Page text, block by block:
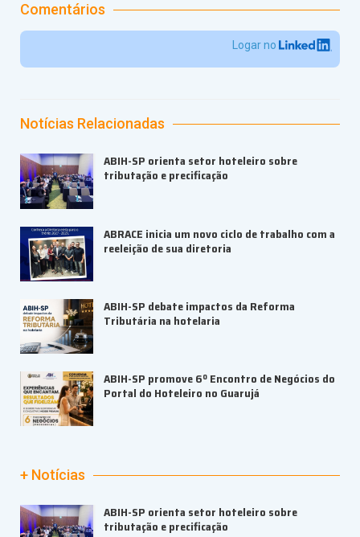
Comentários
Logar no
Notícias Relacionadas
ABIH-SP orienta setor hoteleiro sobre
tributação e precificação
ABRACE inicia um novo ciclo de trabalho com a
reeleição de sua diretoria
ABIH-SP debate impactos da Reforma
Tributária na hotelaria
ABIH-SP promove 6º Encontro de Negócios do
Portal do Hoteleiro no Guarujá
+ Notícias
ABIH-SP orienta setor hoteleiro sobre
tributação e precificação